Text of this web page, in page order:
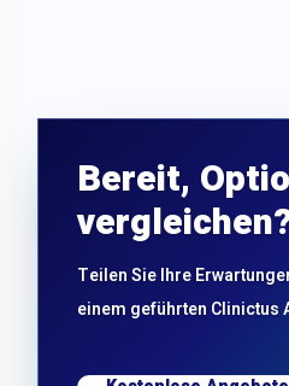
Bereit,
Teilen Sie Ihre
einem geführten